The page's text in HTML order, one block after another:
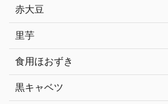
赤大豆
里芋
食用ほおずき
黒キャベツ